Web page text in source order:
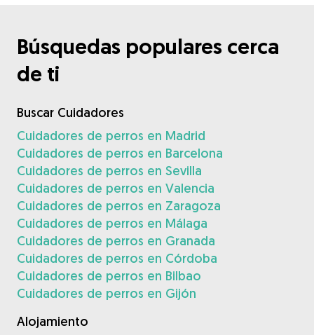
Búsquedas populares cerca
de ti
Buscar Cuidadores
Cuidadores de perros en Madrid
Cuidadores de perros en Barcelona
Cuidadores de perros en Sevilla
Cuidadores de perros en Valencia
Cuidadores de perros en Zaragoza
Cuidadores de perros en Málaga
Cuidadores de perros en Granada
Cuidadores de perros en Córdoba
Cuidadores de perros en Bilbao
Cuidadores de perros en Gijón
Alojamiento